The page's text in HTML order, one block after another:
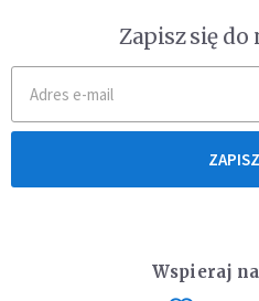
Zapisz się
Wspieraj